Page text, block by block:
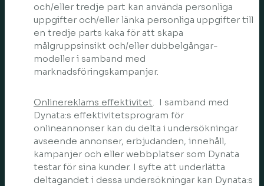
och/eller tredje part kan använda personliga
uppgifter och/eller länka personliga uppgifter till
en tredje parts kaka för att skapa
målgruppsinsikt och/eller dubbelgångar-
modeller i samband med
marknadsföringskampanjer.
Onlinereklams effektivitet. I samband med
Dynata:s effektivitetsprogram för
onlineannonser kan du delta i undersökningar
avseende annonser, erbjudanden, innehåll,
kampanjer och eller webbplatser som Dynata
testar för sina kunder. I syfte att underlätta
deltagandet i dessa undersökningar kan Dynata:s